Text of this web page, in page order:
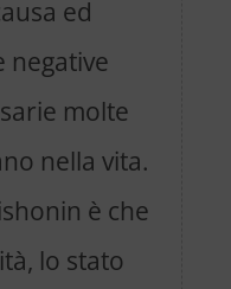
ed
negative
molte
nella vita.
è che
lo stato